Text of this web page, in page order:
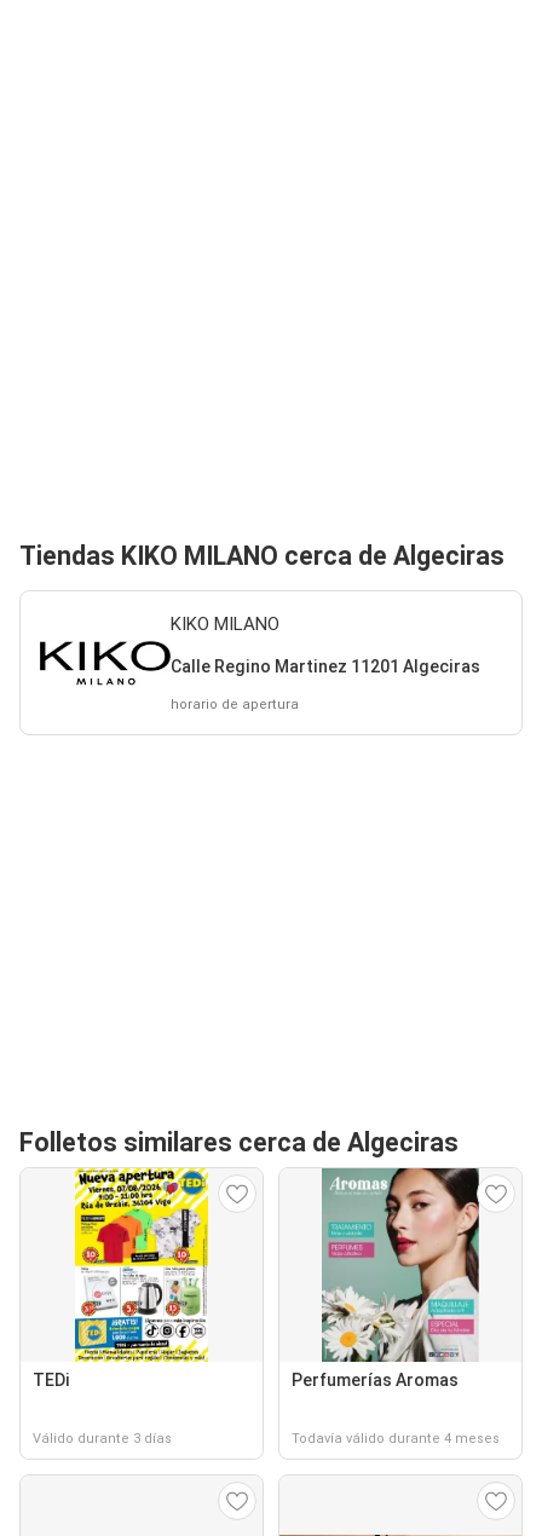
Tiendas KIKO MILANO cerca de Algeciras
KIKO MILANO
Calle Regino Martinez 11201 Algeciras
horario de apertura
Folletos similares cerca de Algeciras
TEDi
Válido durante 3 días
Perfumerías Aromas
Todavía válido durante 4 meses